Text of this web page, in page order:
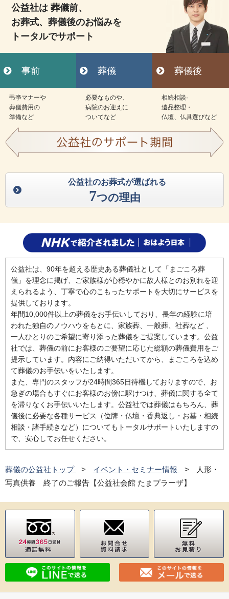
公益社は 葬儀前、
お葬式、葬儀後のお悩みを
トータルでサポート
事前 葬儀 葬儀後
弔亊マナーや
葬儀費用の
準備など
必要なものや、
病院のお迎えに
ついてなど
相続相談·
遺品整理・
仏壇、仏具選びなど
公益社のお葬式が選ばれる
7つの理由
公益社は、90年を超える歴史ある葬儀社として「まごころ葬
儀」を理念に掲げ、ご家族様が心穏やかに故人様とのお別れを迎
えられるよう、丁寧で心のこもったサポートを大切にサービスを
提供しております。
年間10,000件以上の葬儀をお手伝いしており、長年の経験に培
われた独自のノウハウをもとに、家族葬、一般葬、社葬など 、
一人ひとりのご希望に寄り添った葬儀をご提案しています。公益
社では、葬儀の前にお客様のご要望に応じた総額の葬儀費用をご
提示しています。内容にご納得いただいてから、まごころを込め
て葬儀のお手伝いをいたします。
また、専門のスタッフが24時間365日待機しておりますので、お
急ぎの場合もすぐにお客様のお傍に駆けつけ、葬儀に関する全て
を滞りなくお手伝いいたします。公益社では葬儀はもちろん、葬
儀後に必要な各種サービス（位牌・仏壇・香典返し・お墓・相続
相談・諸手続きなど）についてもトータルサポートいたしますの
で、安心してお任せください。
葬儀の公益社トップ イベント・セミナー情報
人形・
写真供養 終了のご報告【公益社会館 たまプラーザ】